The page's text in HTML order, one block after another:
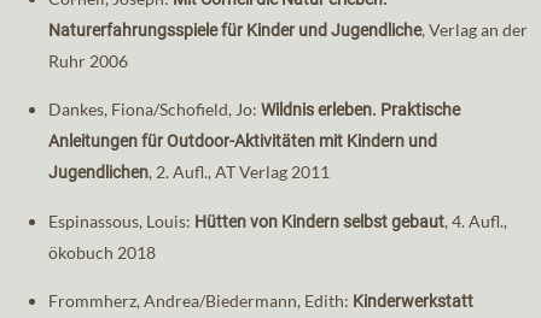
Naturerfahrungsspiele für Kinder und Jugendliche, Verlag an der
Ruhr 2006
Dankes, Fiona/Schofield, Jo: Wildnis erleben. Praktische
Anleitungen für Outdoor-Aktivitäten mit Kindern und
Jugendlichen, 2. Aufl., AT Verlag 2011
Espinassous, Louis: Hütten von Kindern selbst gebaut, 4. Aufl.,
ökobuch 2018
Frommherz, Andrea/Biedermann, Edith: Kinderwerkstatt